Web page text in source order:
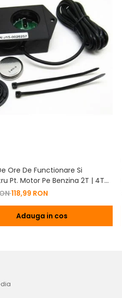
Ore De Functionare Si
Pt. Motor Pe Benzina 2T | 4T
De Baterie
118,99 RON
Adauga in cos